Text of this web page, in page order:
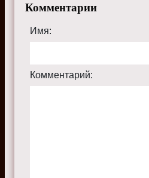
Комментарии
Имя:
Комментарий: